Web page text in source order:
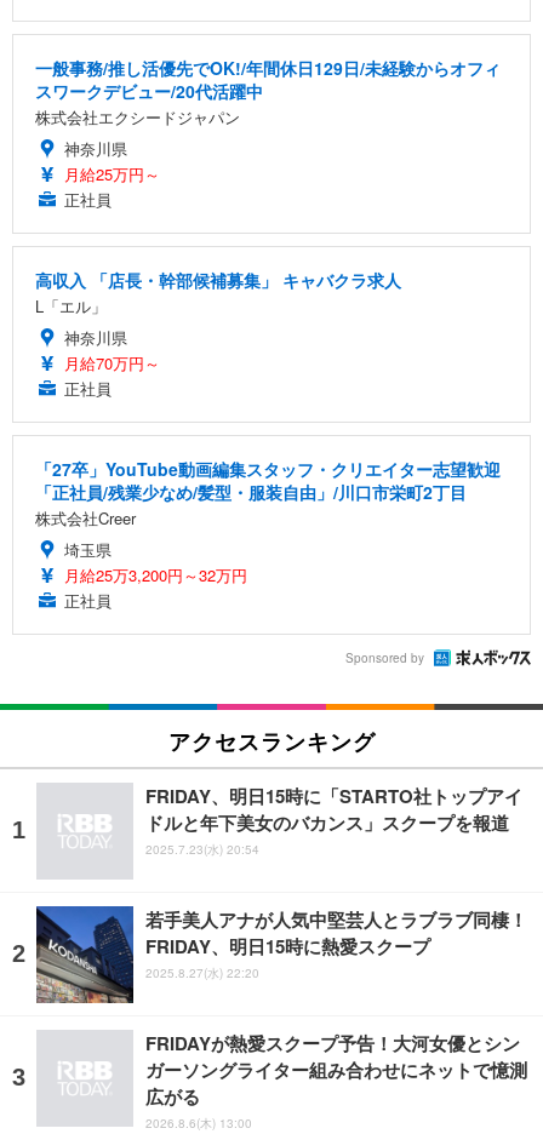
一般事務/推し活優先でOK!/年間休日129日/未経験からオフィ
スワークデビュー/20代活躍中
株式会社エクシードジャパン
神奈川県
月給25万円～
正社員
高収入 「店長・幹部候補募集」 キャバクラ求人
L「エル」
神奈川県
月給70万円～
正社員
「27卒」YouTube動画編集スタッフ・クリエイター志望歓迎
「正社員/残業少なめ/髪型・服装自由」/川口市栄町2丁目
株式会社Creer
埼玉県
月給25万3,200円～32万円
正社員
Sponsored by
アクセスランキング
FRIDAY、明日15時に「STARTO社トップアイ
ドルと年下美女のバカンス」スクープを報道
2025.7.23(水) 20:54
若手美人アナが人気中堅芸人とラブラブ同棲！
FRIDAY、明日15時に熱愛スクープ
2025.8.27(水) 22:20
FRIDAYが熱愛スクープ予告！大河女優とシン
ガーソングライター組み合わせにネットで憶測
広がる
2026.8.6(木) 13:00